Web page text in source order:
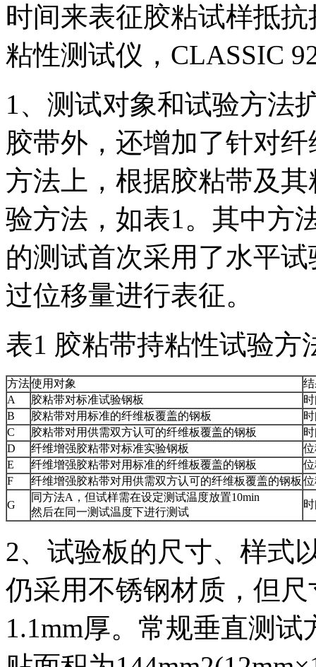
时间来表征胶粘试样抵
粘性测试仪，CLASSIC
1、测试对象和试验方法
胶带外，还增加了针对
方法上，根据胶粘带及
验方法，如表1。其中方
的测试首次采用了水平
过位移量进行表征。
表1 胶粘带持粘性试验方
方法使用对象
A
胶粘带对标准试验钢板
B
胶粘带对用标准的纤维板覆盖的钢板
C
胶粘带对用供需双方认可的纤维板覆盖的钢板
D
纤维增强胶粘带对标准实验钢板
E
纤维增强胶粘带对用标准的纤维板覆盖的钢板
F
纤维增强胶粘带对用供需双方认可的纤维板覆盖的钢板
G
同方法A，但试样需在设定测试温度放置10min
然后在同一测试温度下进行测试
2、试验板的尺寸、样式
仍采用不锈钢材质，但尺
1.1mm厚。常规垂直测